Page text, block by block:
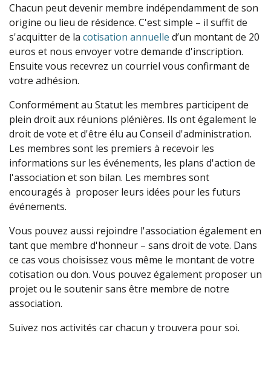
Chacun peut devenir membre indépendamment de son
origine ou lieu de résidence. C'est simple – il suffit de
s'acquitter de la cotisation annuelle d’un montant de 20
euros et nous envoyer votre demande d'inscription.
Ensuite vous recevrez un courriel vous confirmant de
votre adhésion.
Conformément au Statut les membres participent de
plein droit aux réunions plénières. Ils ont également le
droit de vote et d'être élu au Conseil d'administration.
Les membres sont les premiers à recevoir les
informations sur les événements, les plans d'action de
l'association et son bilan. Les membres sont
encouragés à proposer leurs idées pour les futurs
événements.
Vous pouvez aussi rejoindre l'association également en
tant que membre d'honneur – sans droit de vote. Dans
ce cas vous choisissez vous même le montant de votre
cotisation ou don. Vous pouvez également proposer un
projet ou le soutenir sans être membre de notre
association.
Suivez nos activités car chacun y trouvera pour soi.